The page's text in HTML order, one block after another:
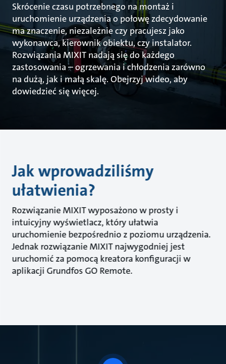
Skrócenie czasu potrzebnego na montaż i
uruchomienie urządzenia o połowę zdecydowanie
ma znaczenie, niezależnie czy pracujesz jako
wykonawca, kierownik obiektu, czy instalator.
Rozwiązania MIXIT nadają się do każdego
zastosowania – ogrzewania i chłodzenia zarówno
na dużą, jak i małą skalę. Obejrzyj wideo, aby
dowiedzieć się więcej.
Jak wprowadziliśmy
ułatwienia?
Rozwiązanie MIXIT wyposażono w prosty i
intuicyjny wyświetlacz, który ułatwia
uruchomienie bezpośrednio z poziomu urządzenia.
Jednak rozwiązanie MIXIT najwygodniej jest
uruchomić za pomocą kreatora konfiguracji w
aplikacji Grundfos GO Remote.